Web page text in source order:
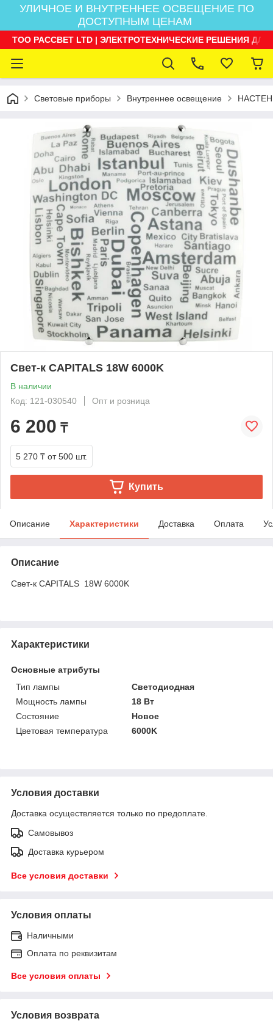
УЛИЧНОЕ И ВНУТРЕННЕЕ ОСВЕЩЕНИЕ ПО
ДОСТУПНЫМ ЦЕНАМ
ТОО РАССВЕТ LTD | ЭЛЕКТРОТЕХНИЧЕСКИЕ РЕШЕНИЯ
Световые приборы Внутреннее освещение
Свет-к CAPITALS 18W 6000K
В наличии
Код: 121-030540
Опт и розница
6 200 ₸
5 270 ₸ от 500 шт.
Купить
Описание Характеристики Доставка Оплата
Описание
Свет-к CAPITALS 18W 6000K
Характеристики
Основные атрибуты
Тип лампы
Светодиодная
Мощность лампы
18 Вт
Состояние
Новое
Цветовая температура
6000K
Условия доставки
Доставка осуществляется только по предоплате.
Самовывоз
Доставка курьером
Все условия доставки
Условия оплаты
Наличными
Оплата по реквизитам
Все условия оплаты
Условия возврата